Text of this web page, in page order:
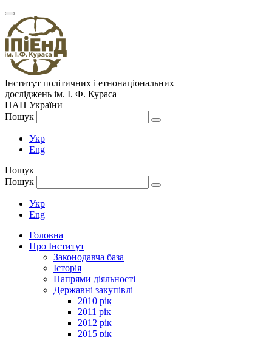
Інститут політичних і етнонаціональних
досліджень ім. І. Ф. Кураса
НАН України
Пошук
Укр
Eng
Пошук
Пошук
Укр
Eng
Головна
Про Інститут
Законодавча база
Історія
Напрями діяльності
Державні закупівлі
2010 рік
2011 рік
2012 рік
2015 рік